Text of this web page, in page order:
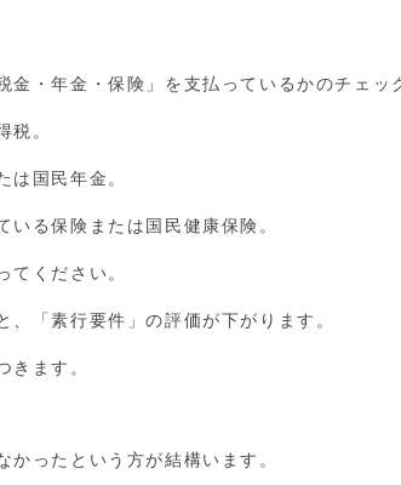
金・年金・保険」を支払っているかのチェッ
税。
は国民年金。
いる保険または国民健康保険。
てください。
、「素行要件」の評価が下がります。
きます。
かったという方が結構います。